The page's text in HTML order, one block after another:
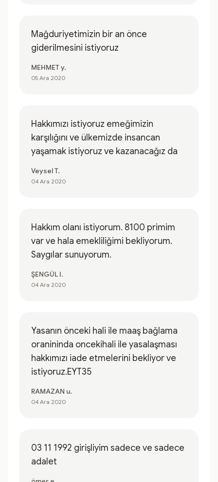
Mağduriyetimizin bir an önce
giderilmesini istiyoruz
MEHMET y.
05 Ara 2020
Hakkımızı istiyoruz emeğimizin
karşılığını ve ülkemizde insancan
yaşamak istiyoruz ve kazanacağız da
Veysel T.
04 Ara 2020
Hakkım olanı istiyorum. 8100 primim
var ve hala emekliliğimi bekliyorum.
Saygılar sunuyorum.
ŞENGÜL I.
04 Ara 2020
Yasanın önceki hali ile maaş bağlama
oranininda oncekihali ile yasalaşması
hakkımızı iade etmelerini bekliyor ve
istiyoruz.EYT35
RAMAZAN u.
04 Ara 2020
03 11 1992 girişliyim sadece ve sadece
adalet